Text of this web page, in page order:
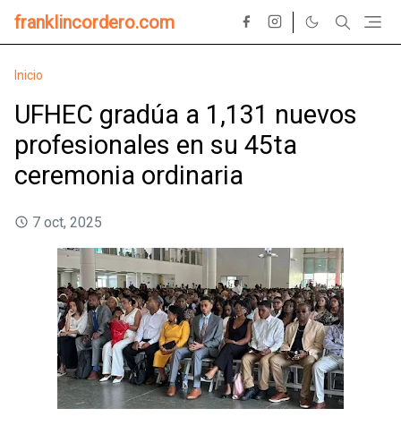
franklincordero.com
Inicio
UFHEC gradúa a 1,131 nuevos
profesionales en su 45ta
ceremonia ordinaria
7 oct, 2025